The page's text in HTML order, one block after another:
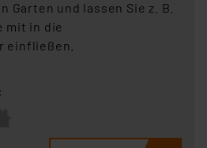
Garten und lassen Sie z. B.
mit in die
einfließen.